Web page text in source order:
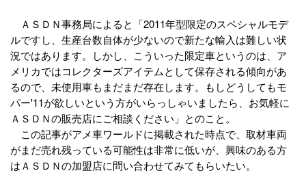
ＡＳＤＮ事務局によると「2011年型限定のスペシャルモデ
ルですし、生産台数自体が少ないので新たな輸入は難しい状
況ではあります。しかし、こういった限定車というのは、ア
メリカではコレクターズアイテムとして保存される傾向があ
るので、未使用車もまだまだ存在します。もしどうしてもモ
パー'11が欲しいという方がいらっしゃいましたら、お気軽に
ＡＳＤＮの販売店にご相談ください」とのこと。
この記事がアメ車ワールドに掲載された時点で、取材車両
がまだ売れ残っている可能性は非常に低いが、興味のある方
はＡＳＤＮの加盟店に問い合わせてみてもらいたい。